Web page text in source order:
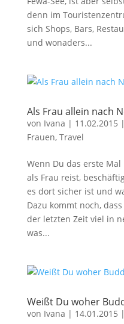
denn im
sich Shops, Bars,
und wonaders...
Als Frau allein nach
von Ivana | 11.02.2015 |
Frauen, Travel
Wenn Du das erste
als Frau reist,
es dort sicher ist und
Dazu kommt noch,
der letzten Zeit viel in
was...
Weißt Du woher
von Ivana | 14.01.2015 |